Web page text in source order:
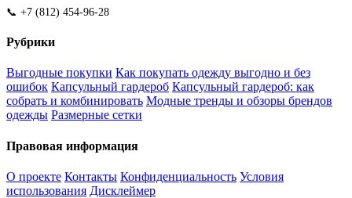
📞 +7 (812) 454-96-28
Рубрики
Выгодные покупки Как покупать одежду выгодно и без
ошибок Капсульный гардероб Капсульный гардероб: как
собрать и комбинировать Модные тренды и обзоры брендов
одежды Размерные сетки
Правовая информация
О проекте Контакты Конфиденциальность Условия
использования Дисклеймер